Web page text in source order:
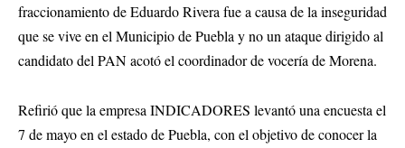
fraccionamiento de Eduardo Rivera fue a causa de la inseguridad
que se vive en el Municipio de Puebla y no un ataque dirigido al
candidato del PAN acotó el coordinador de vocería de Morena.
Refirió que la empresa INDICADORES levantó una encuesta el
7 de mayo en el estado de Puebla, con el objetivo de conocer la